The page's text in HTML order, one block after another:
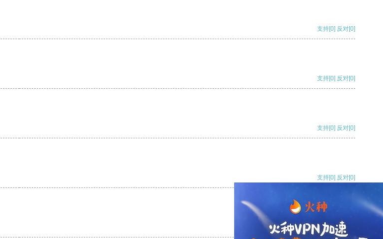
支持[0] 反对[0]
支持[0] 反对[0]
支持[0] 反对[0]
支持[0] 反对[0]
支持[0] 反对